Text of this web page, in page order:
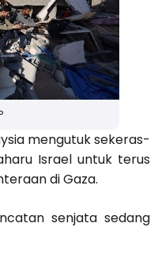
mengutuk sekeras-
Israel untuk terus
di Gaza.
senjata sedang